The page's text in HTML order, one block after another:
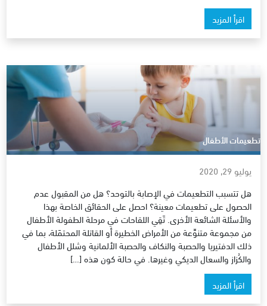
اقرأ المزيد
تطعيمات الأطفال
يوليو 29, 2020
هل تتسبب التطعيمات في الإصابة بالتوحد؟ هل من المقبول عدم
الحصول على تطعيمات معينة؟ احصل على الحقائق الخاصة بهذا
والأسئلة الشائعة الأخرى. تَقِي اللقاحات في مرحلة الطفولة الأطفال
من مجموعة متنوِّعة من الأمراض الخطيرة أو القاتلة المحتمَلة، بما في
ذلك الدفتيريا والحصبة والنكاف والحصبة الألمانية وشلل الأطفال
والكُزاز والسعال الديكي وغيرها. في حالة كون هذه […]
اقرأ المزيد